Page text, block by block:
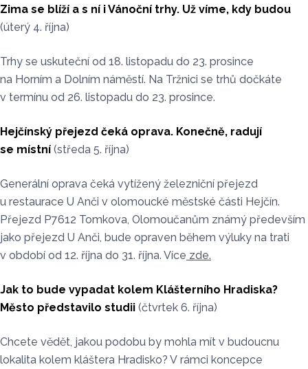
Zima se blíží a s ní i Vánoční trhy. Už víme, kdy budou
(úterý 4. října)
Trhy se uskuteční od 18. listopadu do 23. prosince
na Horním a Dolním náměstí. Na Tržnici se trhů dočkáte
v termínu od 26. listopadu do 23. prosince.
Hejčínský přejezd čeká oprava. Konečně, radují
se místní (středa 5. října)
Generální oprava čeká vytížený železniční přejezd
u restaurace U Anči v olomoucké městské části Hejčín.
Přejezd P7612 Tomkova, Olomoučanům známý především
jako přejezd U Anči, bude opraven během výluky na trati
v období od 12. října do 31. října. Více zde.
Jak to bude vypadat kolem Klášterního Hradiska?
Město představilo studii (čtvrtek 6. října)
Chcete vědět, jakou podobu by mohla mít v budoucnu
lokalita kolem kláštera Hradisko? V rámci koncepce